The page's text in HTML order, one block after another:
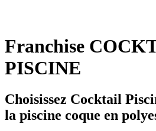
Franchise
PISCINE
Choisissez Cocktail
la piscine coque en